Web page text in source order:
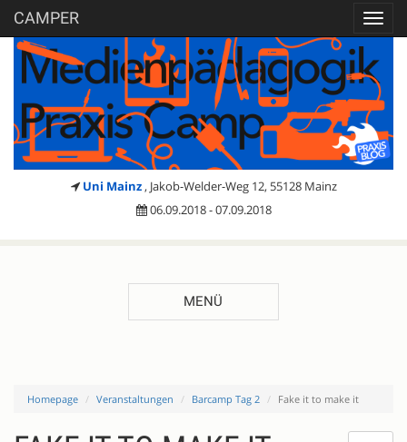
CAMPER
Uni Mainz , Jakob-Welder-Weg 12, 55128 Mainz
06.09.2018 - 07.09.2018
MENÜ
Homepage Veranstaltungen Barcamp Tag 2 Fake it to make it